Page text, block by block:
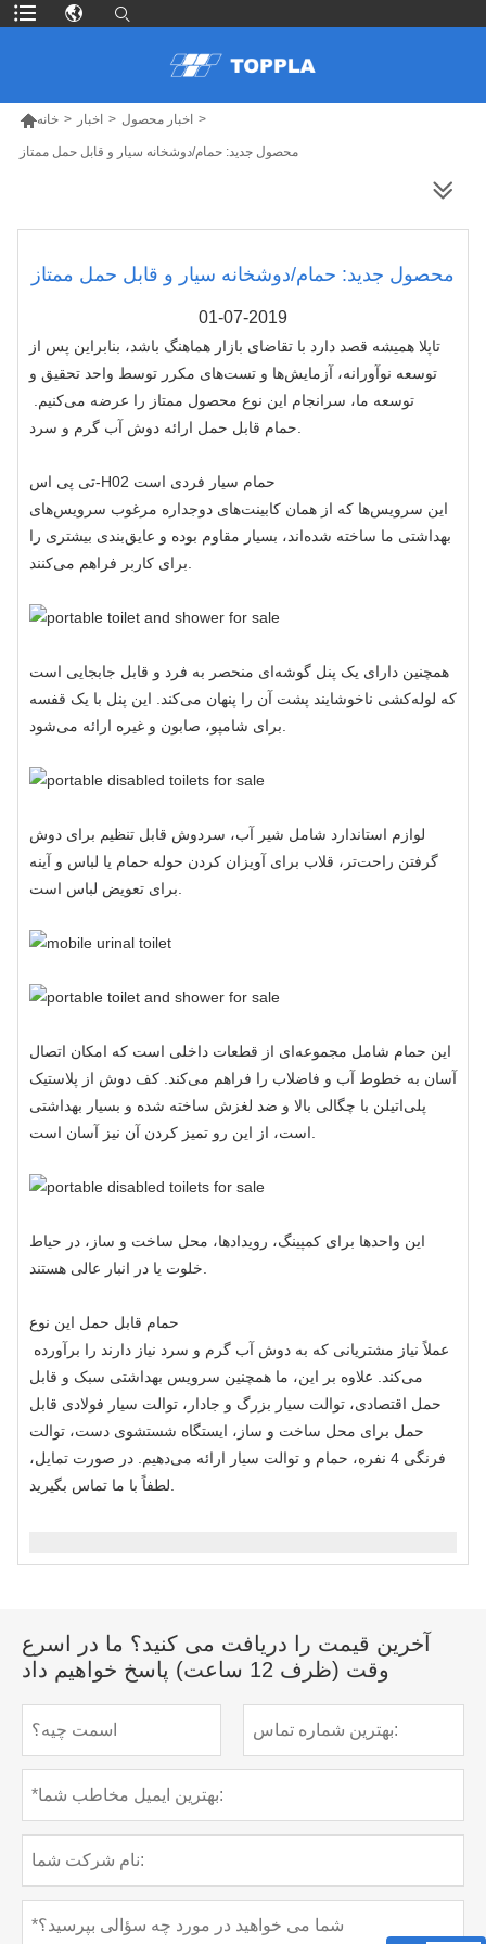
خانه > اخبار > اخبار محصول >
محصول جدید: حمام/دوشخانه سیار و قابل حمل ممتاز
محصول جدید: حمام/دوشخانه سیار و قابل حمل ممتاز
01-07-2019
تاپلا همیشه قصد دارد با تقاضای بازار هماهنگ باشد، بنابراین پس از
توسعه نوآورانه، آزمایش‌ها و تست‌های مکرر توسط واحد تحقیق و
توسعه ما، سرانجام این نوع محصول ممتاز را عرضه می‌کنیم.
حمام قابل حمل
حمام سیار
این سرویس‌ها که از همان کابینت‌های دوجداره مرغوب سرویس‌های
بهداشتی ما ساخته شده‌اند، بسیار مقاوم بوده و عایق‌بندی بیشتری را
همچنین دارای یک پنل گوشه‌ای منحصر به فرد و قابل جابجایی است
که لوله‌کشی ناخوشایند پشت آن را پنهان می‌کند. این پنل با یک قفسه
لوازم استاندارد شامل شیر آب، سردوش قابل تنظیم برای دوش
گرفتن راحت‌تر، قلاب برای آویزان کردن حوله حمام یا لباس و آینه
این حمام شامل مجموعه‌ای از قطعات داخلی است که امکان اتصال
آسان به خطوط آب و فاضلاب را فراهم می‌کند. کف دوش از پلاستیک
پلی‌اتیلن با چگالی بالا و ضد لغزش ساخته شده و بسیار بهداشتی
این واحدها برای کمپینگ، رویدادها، محل ساخت و ساز، در حیاط
حمام قابل حمل
می‌کند. علاوه بر این، ما همچنین سرویس بهداشتی سبک و قابل
حمل اقتصادی، توالت سیار بزرگ و جادار، توالت سیار فولادی قابل
حمل برای محل ساخت و ساز، ایستگاه شستشوی دست، توالت
فرنگی 4 نفره، حمام و توالت سیار ارائه می‌دهیم. در صورت تمایل،
آخرین قیمت را دریافت می کنید؟ ما در اسرع
وقت (ظرف 12 ساعت) پاسخ خواهیم داد